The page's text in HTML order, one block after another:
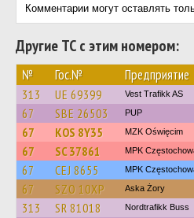
Комментарии могут оставлять
Другие ТС с этим номером:
№ Гос.№ Предприятие
313 UE 69399 Vest Trafikk AS
67 SBE 26503 PUP
67 KOS 8Y35 MZK Oświęcim
67 SC 37861 MPK
67 CEJ 8655 MPK
67 SZO 10XP Aska Żory
313 SR 81018 Nordtrafikk Buss